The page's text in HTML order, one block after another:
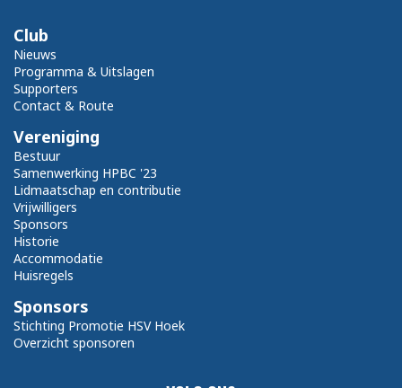
Club
Nieuws
Programma & Uitslagen
Supporters
Contact & Route
Vereniging
Bestuur
Samenwerking HPBC '23
Lidmaatschap en contributie
Vrijwilligers
Sponsors
Historie
Accommodatie
Huisregels
Sponsors
Stichting Promotie HSV Hoek
Overzicht sponsoren